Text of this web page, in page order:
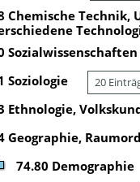
Chemische Technik,
Soziologie 20
Ethnologie,
Geographie,
74.80 Demographie